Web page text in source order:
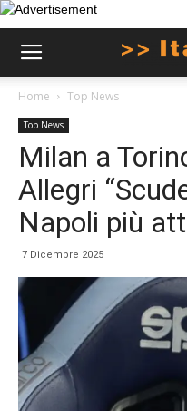
Home Top News
Top News
Milan a
Allegri
Napoli più
7 Dicembre 2025